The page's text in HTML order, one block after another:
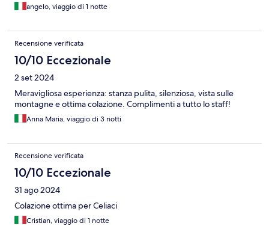
angelo, viaggio di 1 notte
Recensione verificata
10/10 Eccezionale
2 set 2024
Meravigliosa esperienza: stanza pulita, silenziosa, vista sulle
montagne e ottima colazione. Complimenti a tutto lo staff!
Anna Maria, viaggio di 3 notti
Recensione verificata
10/10 Eccezionale
31 ago 2024
Colazione ottima per Celiaci
Cristian, viaggio di 1 notte